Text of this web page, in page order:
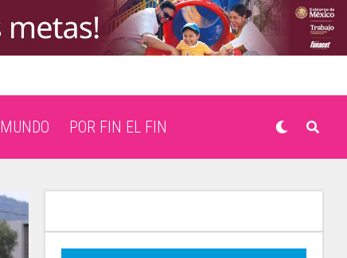
MUNDO POR FIN EL FIN